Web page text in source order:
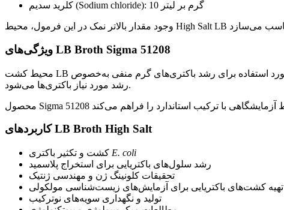
کلرید سدیم (Sodium chloride): 10 گرم بر لیتر
ویژگی‌های LB Broth Sigma 51208
محیط کشت LB یکی از رایج‌ترین محیط‌های مورد استفاده برای رشد باکتری‌های گرم منفی به‌خصوص E. coli است. وجود پپتون و عصاره مخمر باعث تأمین اسیدهای آمینه، نیتروژن، ویتامین‌ها و فاکتورهای
رشد مورد نیاز باکتری‌ها می‌شود.
کاربردهای LB Broth High Salt
E. coli
رشد سلول‌های باکتریایی برای استخراج پلاسمید
تحقیقات کلونینگ ژن و مهندسی ژنتیک
تهیه کشت‌های باکتریایی برای آزمایش‌های زیست‌شناسی مولکولی
تولید و نگهداری سویه‌های نوترکیب